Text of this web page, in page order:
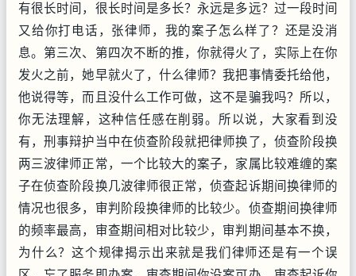
有很长时间，很长时间是多长？永远是多远？过一段时间
又给你打电话，张律师，我的案子怎么样了？还是没消
息。第三次、第四次不断的推，你就得火了，实际上在你
发火之前，她早就火了，什么律师？我把事情委托给他，
他说得等，而且没什么工作可做，这不是骗我吗？所以，
你无法理解，这种信任感在削弱。所以说，大家看到没
有，刑事辩护当中在侦查阶段就把律师换了，侦查阶段换
两三波律师正常，一个比较大的案子，家属比较难缠的案
子在侦查阶段换几波律师很正常，侦查起诉期间换律师的
情况也很多，审判阶段换律师的比较少。侦查期间换律师
的频率最高，审查期间相对比较少，审判期间基本不换，
为什么？这个规律揭示出来就是我们律师还是有一个误